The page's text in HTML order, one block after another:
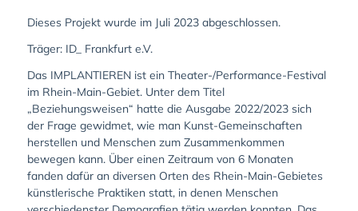
Dieses Projekt wurde im Juli 2023 abgeschlossen.
Träger: ID_ Frankfurt e.V.
Das IMPLANTIEREN ist ein Theater-/Performance-Festival
im Rhein-Main-Gebiet. Unter dem Titel
„Beziehungsweisen“ hatte die Ausgabe 2022/2023 sich
der Frage gewidmet, wie man Kunst-Gemeinschaften
herstellen und Menschen zum Zusammenkommen
bewegen kann. Über einen Zeitraum von 6 Monaten
fanden dafür an diversen Orten des Rhein-Main-Gebietes
künstlerische Praktiken statt, in denen Menschen